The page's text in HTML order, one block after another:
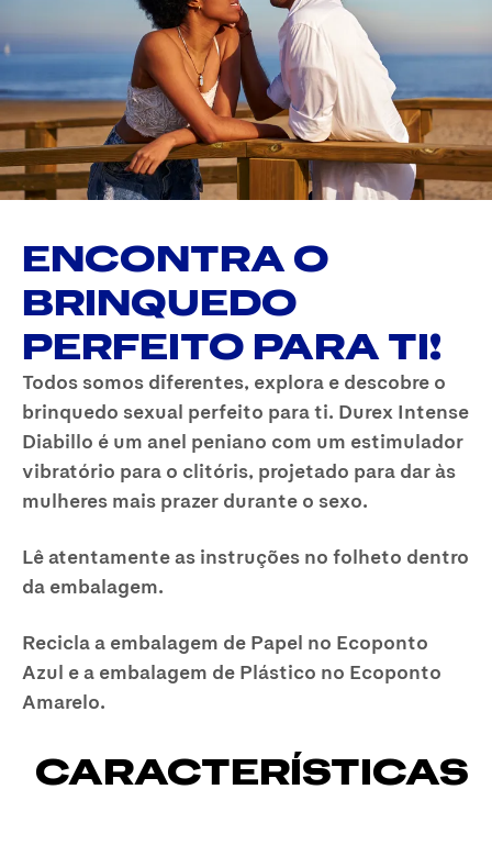
ENCONTRA O
BRINQUEDO
PERFEITO PARA TI!
Todos somos diferentes, explora e descobre o
brinquedo sexual perfeito para ti. Durex Intense
Diabillo é um anel peniano com um estimulador
vibratório para o clitóris, projetado para dar às
mulheres mais prazer durante o sexo.
Lê atentamente as instruções no folheto dentro
da embalagem.
Recicla a embalagem de Papel no Ecoponto
Azul e a embalagem de Plástico no Ecoponto
Amarelo.
CARACTERÍSTICAS